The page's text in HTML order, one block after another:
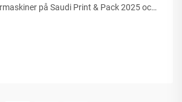
på Saudi Print & Pack 2025 och